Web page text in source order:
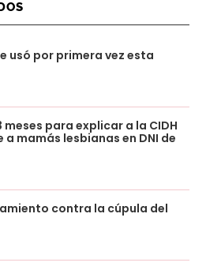
usó por primera vez esta
para explicar a la CIDH
mamás lesbianas en DNI de
contra la cúpula del